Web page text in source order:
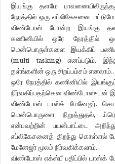
இயங்கு தளமே
நேரத்தில் ஒரு எப்லிகேசனை
விண்டோஸ் போன்ற இயங்கு
கணினியில் ஒரே நேரத்தில்
மென்பொருள்களை இயக்கிப்
(multi tasking) எனப்படும்.
தள்ங்களின் ஒரு சிறப்பம்சம் எனலாம்..
ஒரே நேரத்தில் கணினியில்
நிர்வகிப்பதற்கென விண்டோஸுடன்
விண்டோஸ் டாஸ்க் மேனேஜர்.
மென்பொருளை நிறுத்துதல்,
என்பவற்றின் பயன்பாட்டை
எப்லிகேசனைத் திறந்து கொள்ளல்
மேனேஜர் மூலம் நிர்வகிக்கலாம்.
விண்டோஸ் எக்ஸ்பீ பதிப்பில் டாஸ்க்